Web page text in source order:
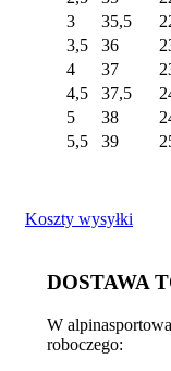
3
35,5
3,5
36
4
37
4,5
37,5
5
38
5,5
39
Koszty wysyłki
DOSTAWA
W
roboczego: